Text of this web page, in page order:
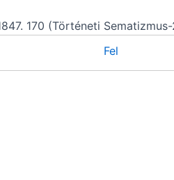
170 (Történeti
Fel